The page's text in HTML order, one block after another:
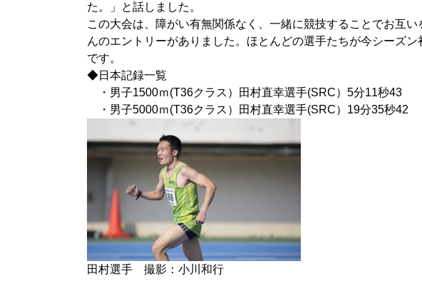
た。」と話しました。
この大会は、障がい有無関係なく、一緒に競技することでお互
んのエントリーがありました。ほとんどの選手たちが今シーズ
です。
◆日本記録一覧
・男子1500ｍ(T36クラス）田村直幸選手(SRC）5分11秒43
・男子5000ｍ(T36クラス）田村直幸選手(SRC）19分35秒42
田村選手 撮影：小川和行